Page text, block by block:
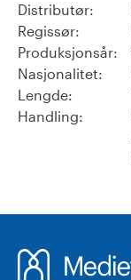
Distributør:
Regissør:
Produksjonsår:
Nasjonalitet:
Lengde:
Handling: